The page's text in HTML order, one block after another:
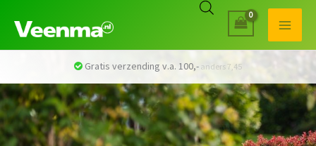
Veilig betalen met iDEAL